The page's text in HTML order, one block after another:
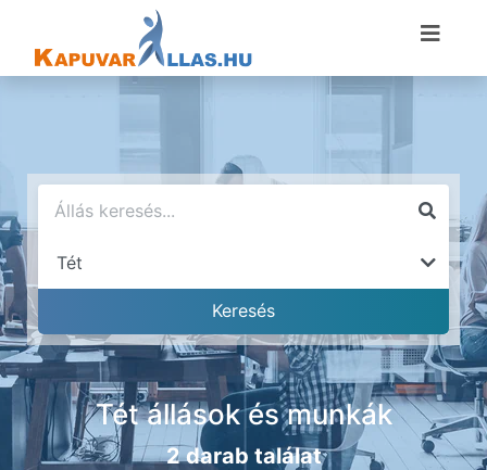
Tét állások és munkák
2 darab találat